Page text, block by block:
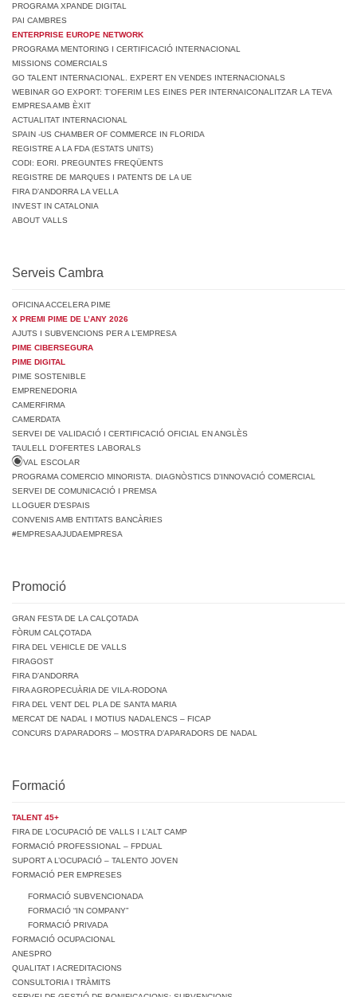
PROGRAMA XPANDE DIGITAL
PAI CAMBRES
ENTERPRISE EUROPE NETWORK
PROGRAMA MENTORING I CERTIFICACIÓ INTERNACIONAL
MISSIONS COMERCIALS
GO TALENT INTERNACIONAL. EXPERT EN VENDES INTERNACIONALS
WEBINAR GO EXPORT: T’OFERIM LES EINES PER INTERNAICONALITZAR LA TEVA
EMPRESA AMB ÈXIT
ACTUALITAT INTERNACIONAL
SPAIN -US CHAMBER OF COMMERCE IN FLORIDA
REGISTRE A LA FDA (ESTATS UNITS)
CODI: EORI. PREGUNTES FREQÜENTS
REGISTRE DE MARQUES I PATENTS DE LA UE
FIRA D’ANDORRA LA VELLA
INVEST IN CATALONIA
ABOUT VALLS
Serveis Cambra
OFICINA ACCELERA PIME
X PREMI PIME DE L’ANY 2026
AJUTS I SUBVENCIONS PER A L’EMPRESA
PIME CIBERSEGURA
PIME DIGITAL
PIME SOSTENIBLE
EMPRENEDORIA
CAMERFIRMA
CAMERDATA
SERVEI DE VALIDACIÓ I CERTIFICACIÓ OFICIAL EN ANGLÈS
TAULELL D’OFERTES LABORALS
VAL ESCOLAR
PROGRAMA COMERCIO MINORISTA. DIAGNÒSTICS D’INNOVACIÓ COMERCIAL
SERVEI DE COMUNICACIÓ I PREMSA
LLOGUER D’ESPAIS
CONVENIS AMB ENTITATS BANCÀRIES
#EMPRESAAJUDAEMPRESA
Promoció
GRAN FESTA DE LA CALÇOTADA
FÒRUM CALÇOTADA
FIRA DEL VEHICLE DE VALLS
FIRAGOST
FIRA D’ANDORRA
FIRA AGROPECUÀRIA DE VILA-RODONA
FIRA DEL VENT DEL PLA DE SANTA MARIA
MERCAT DE NADAL I MOTIUS NADALENCS – FICAP
CONCURS D’APARADORS – MOSTRA D’APARADORS DE NADAL
Formació
TALENT 45+
FIRA DE L’OCUPACIÓ DE VALLS I L’ALT CAMP
FORMACIÓ PROFESSIONAL – FPDUAL
SUPORT A L’OCUPACIÓ – TALENTO JOVEN
FORMACIÓ PER EMPRESES
FORMACIÓ SUBVENCIONADA
FORMACIÓ “IN COMPANY”
FORMACIÓ PRIVADA
FORMACIÓ OCUPACIONAL
ANESPRO
QUALITAT I ACREDITACIONS
CONSULTORIA I TRÀMITS